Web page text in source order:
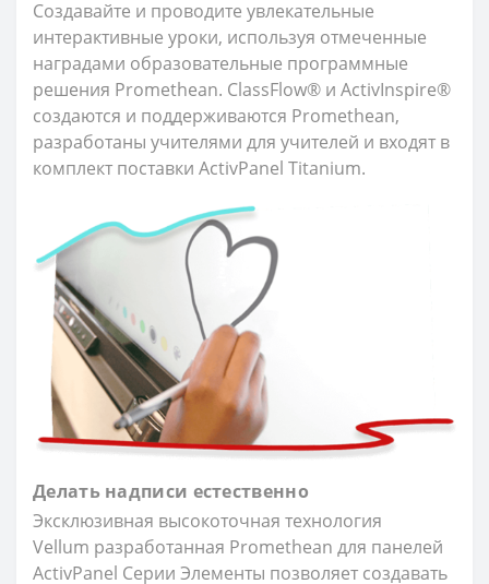
Создавайте и проводите увлекательные
интерактивные уроки, используя отмеченные
наградами образовательные программные
решения Promethean. ClassFlow® и ActivInspire®
создаются и поддерживаются Promethean,
разработаны учителями для учителей и входят в
комплект поставки ActivPanel Titanium.
Делать надписи естественно
Эксклюзивная высокоточная технология
Vellum разработанная Promethean для панелей
ActivPanel Серии Элементы позволяет создавать